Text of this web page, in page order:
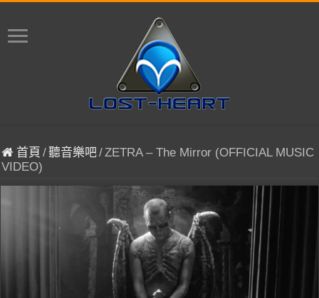
首頁 /聽音樂吧/ZETRA – The Mirror (OFFICIAL MUSIC
VIDEO)